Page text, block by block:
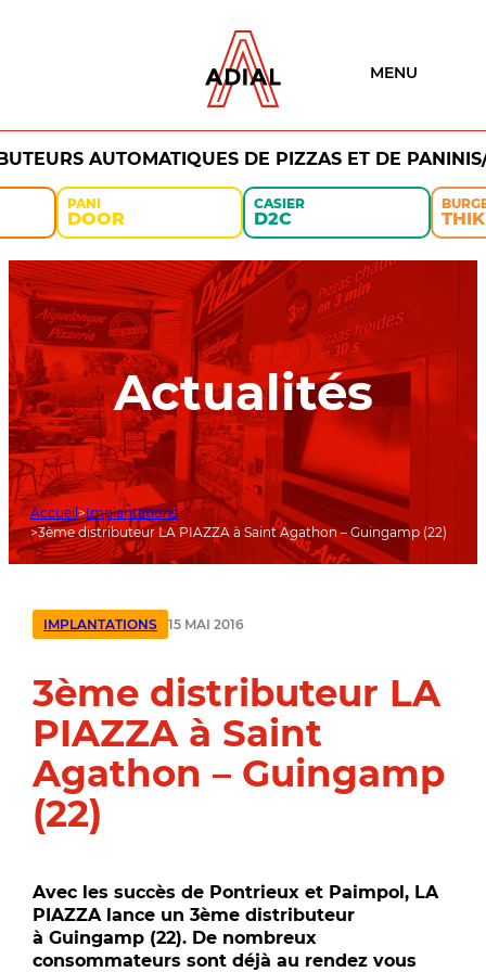
MENU
AUTOMATIQUES DE PIZZAS ET DE
PANI
DOOR
CASIER
D2C THIK
Actualités
Accueil
Implantations
3ème distributeur LA PIAZZA à Saint Agathon – Guingamp (22)
IMPLANTATIONS 15 MAI 2016
3ème distributeur LA
PIAZZA à Saint
Agathon – Guingamp
(22)
Avec les succès de Pontrieux et Paimpol, LA
PIAZZA lance un 3ème distributeur
à Guingamp (22). De nombreux
consommateurs sont déjà au rendez vous